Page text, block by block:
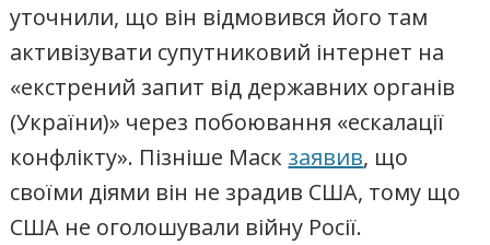
уточнили, що він відмовився його там
активізувати супутниковий інтернет на
«екстрений запит від державних органів
(України)» через побоювання «ескалації
конфлікту». Пізніше Маск заявив, що
своїми діями він не зрадив США, тому що
США не оголошували війну Росії.